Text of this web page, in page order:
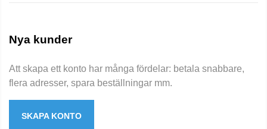
Nya kunder
Att skapa ett konto har många fördelar: betala snabbare,
flera adresser, spara beställningar mm.
SKAPA KONTO